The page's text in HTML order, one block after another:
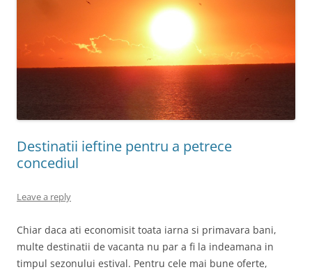
Destinatii ieftine pentru a petrece
concediul
Leave a reply
Chiar daca ati economisit toata iarna si primavara bani,
multe destinatii de vacanta nu par a fi la indeamana in
timpul sezonului estival. Pentru cele mai bune oferte,